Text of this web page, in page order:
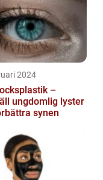
2024
–
ungdomlig lyster
synen